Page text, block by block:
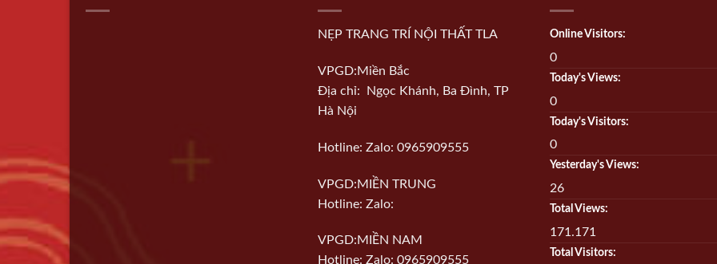
NẸP TRANG TRÍ NỘI THẤT TLA
VPGD:Miền Bắc
Địa chỉ: Ngọc Khánh, Ba Đình, TP
Hà Nội
Hotline: Zalo: 0965909555
VPGD:MIỀN TRUNG
Hotline: Zalo:
VPGD:MIỀN NAM
Hotline: Zalo: 0965909555
Online Visitors:
0
Today's Views:
0
Today's Visitors:
0
Yesterday's Views:
26
Total Views:
171.171
Total Visitors: